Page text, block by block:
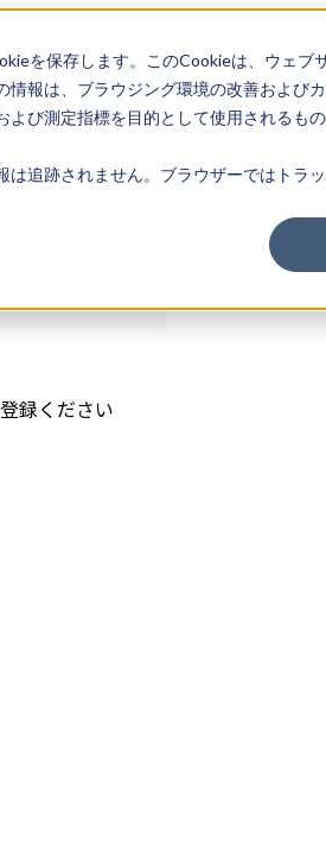
を保存します。このCookieは、ウェブ
報は、ブラウジング環境の改善および
び測定指標を目的として使用されるも
追跡されません。ブラウザーではトラ
ログイン
録ください